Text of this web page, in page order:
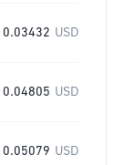
0.03432 USD
0.04805 USD
0.05079 USD